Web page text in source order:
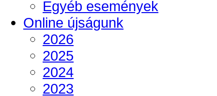
Egyéb események
Online újságunk
2026
2025
2024
2023